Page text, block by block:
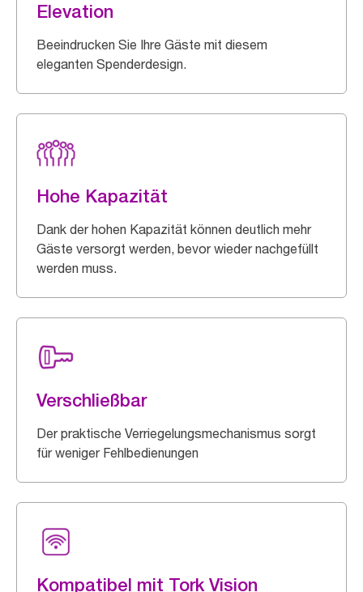
Elevation
Beeindrucken Sie Ihre Gäste mit diesem
eleganten Spenderdesign.
Hohe Kapazität
Dank der hohen Kapazität können deutlich mehr
Gäste versorgt werden, bevor wieder nachgefüllt
werden muss.
Verschließbar
Der praktische Verriegelungsmechanismus sorgt
für weniger Fehlbedienungen
Kompatibel mit Tork Vision